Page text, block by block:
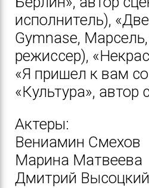
исполнитель),
Gymnase,
режиссер),
«Я пришел к вам
«Культура», автор
Актеры:
Вениамин Смехов
Марина Матвеева
Дмитрий Высоцкий